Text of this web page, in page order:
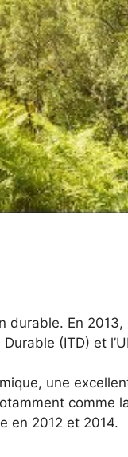
durable. En
(ITD) et
une
comme
en 2012 et 2014.